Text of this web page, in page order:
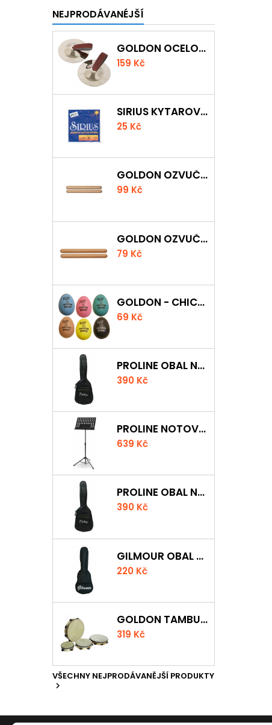
NEJPRODÁVANÉJŠÍ
GOLDON OCELOVÉ PRSTOVÉ ČINELKY
159 Kč
SIRIUS KYTAROVÁ STRUNA
25 Kč
GOLDON OZVUČNÁ DŘÍVKA 18 X 200MM
99 Kč
GOLDON OZVUČNÁ DŘÍVKA 15 X 150MM
79 Kč
GOLDON - CHICKEN SHAKER
69 Kč
PROLINE OBAL NA AKUSTICKOU KYTARU S 5 MM POLSTROVÁNÍM
390 Kč
PROLINE NOTOVÝ PULT ODLEHČENÝ
639 Kč
PROLINE OBAL NA KLASICKOU KYTARU S 5 MM POLSTROVÁNÍM
390 Kč
GILMOUR OBAL NA UKULELE CONCERT
220 Kč
GOLDON TAMBURÍNA S BLÁNOU A ČINELKY 20CM
319 Kč
VŠECHNY NEJPRODÁVANĚJŠÍ PRODUKTY
